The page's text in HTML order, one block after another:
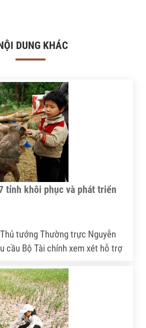
DUNG KHÁC
tỉnh khôi phục và phát triển
Thủ tướng Thường trực Nguyễn
cầu Bộ Tài chính xem xét hỗ trợ
Tuyên Quang, Yên Bái, Bắc
Biên để khôi phục sản xuất
thiên tai, dịch bệnh.